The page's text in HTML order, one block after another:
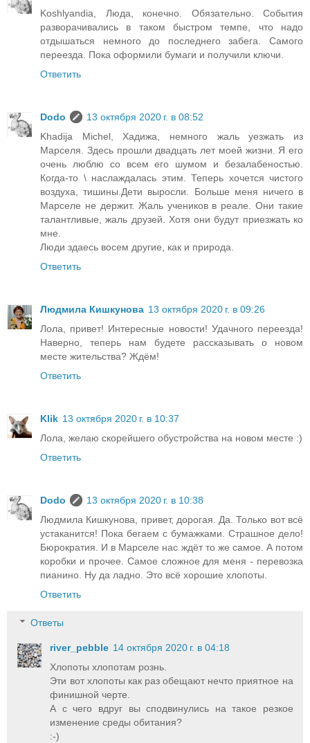
Koshlyandia, Люда, конечно. Обязательно. События
разворачивались в таком быстром темпе, что надо
отдышаться немного до последнего забега. Самого
переезда. Пока оформили бумаги и получили ключи.
Ответить
Dodo
13 октября 2020 г. в 08:52
Khadija Michel, Хадижа, немного жаль уезжать из
Марселя. Здесь прошли двадцать лет моей жизни. Я его
очень люблю со всем его шумом и безалабеностью.
Когда-то \ наслаждалась этим. Теперь хочется чистого
воздуха, тишины.Дети выросли. Больше меня ничего в
Марселе не держит. Жаль учеников в реале. Они такие
талантливые, жаль друзей. Хотя они будут приезжать ко
мне.
Люди здаесь восем другие, как и природа.
Ответить
Людмила Кишкунова 13 октября 2020 г. в 09:26
Лола, привет! Интересные новости! Удачного переезда!
Наверно, теперь нам будете рассказывать о новом
месте жительства? Ждём!
Ответить
Klik 13 октября 2020 г. в 10:37
Лола, желаю скорейшего обустройства на новом месте :)
Ответить
Dodo
13 октября 2020 г. в 10:38
Людмила Кишкунова, привет, дорогая. Да. Только вот всё
устаканится! Пока бегаем с бумажками. Страшное дело!
Бюрократия. И в Марселе нас ждёт то же самое. А потом
коробки и прочее. Самое сложное для меня - перевозка
пианино. Ну да ладно. Это всё хорошие хлопоты.
Ответить
Ответы
river_pebble 14 октября 2020 г. в 04:18
Хлопоты хлопотам рознь.
Эти вот хлопоты как раз обещают нечто приятное на
финишной черте.
А с чего вдруг вы сподвинулись на такое резкое
изменение среды обитания?
:-)